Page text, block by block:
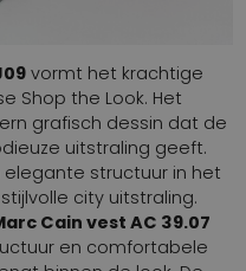
vormt het krachtige
Shop the Look. Het
grafisch dessin dat de
uitstraling geeft.
structuur in het
city uitstraling.
Cain vest AC 39.07
en comfortabele